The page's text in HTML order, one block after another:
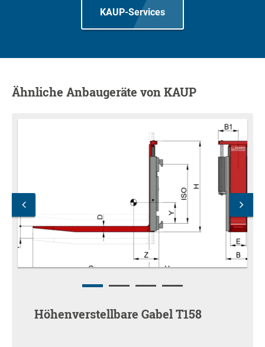
KAUP-Services
Ähnliche Anbaugeräte von KAUP
Höhenverstellbare Gabel T158